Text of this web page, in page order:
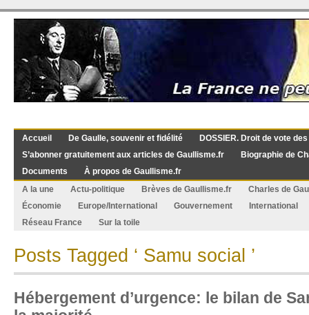
Accueil De Gaulle, souvenir et fidélité
DOSSIER. Droit de vote
S’abonner gratuitement aux articles de Gaullisme.fr
Biographie de
Documents
À propos de Gaullisme.fr
A la une
Actu-politique Brèves de Gaullisme.fr
Charles de
Économie
Europe/International Gouvernement
International
Réseau France
Sur la toile
Posts Tagged ‘ Samu social ’
Hébergement d’urgence: le bilan de